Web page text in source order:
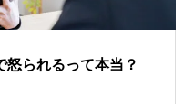
怒られるって本当？